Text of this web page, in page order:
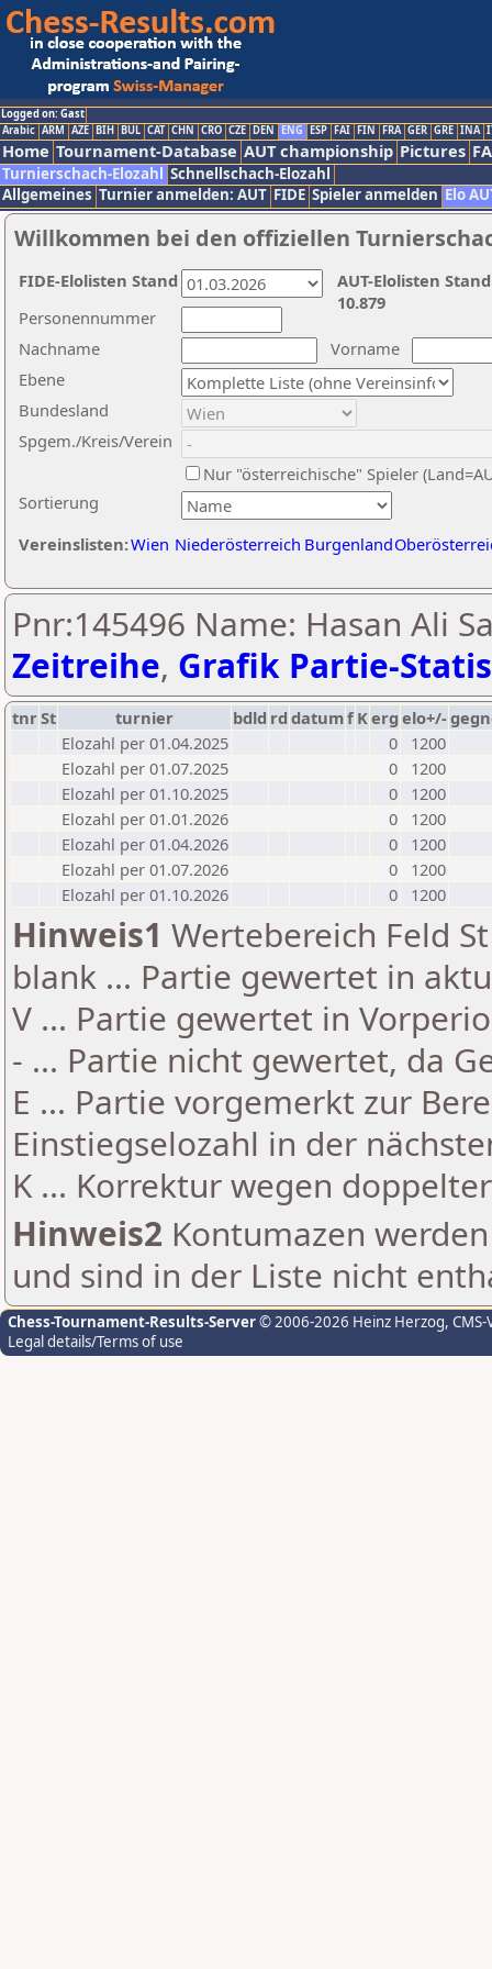
Logged on: Gast
Arabic ARM AZE BIH BUL CAT CHN CRO CZE DEN ENG ESP FAI FIN FRA GER GRE INA
Home Tournament-Database AUT championship Pictures
Turnierschach-Elozahl Schnellschach-Elozahl
Allgemeines Turnier anmelden: AUT FIDE Spieler anmelden Elo
Willkommen bei den offiziellen
Nachname
Vorname
Ebene
Sortierung
Personennummer
Bundesland
Spgem./Kreis/Verein
Nur "österreichische" Spieler
Vereinslisten:Wien Niederösterreich Burgenland
AUT-Elolisten
10.879
FIDE-Elolisten Stand
Pnr:145496 Name: Hasan Ali
Zeitreihe, Grafik Partie-
tnrSt turnier bdld rd datumf Kerg elo+/-
Elozahl per 01.04.2025
0
1200
Elozahl per 01.07.2025
0
1200
Elozahl per 01.10.2025
0
1200
Elozahl per 01.01.2026
0
1200
Elozahl per 01.04.2026
0
1200
Elozahl per 01.07.2026
0
1200
Elozahl per 01.10.2026
0 1200
Hinweis1 Wertebereich Feld
blank ... Partie gewertet in
V ... Partie gewertet in
- ... Partie nicht gewertet, da
E ... Partie vorgemerkt zur
Einstiegselozahl in der
K ... Korrektur wegen
Hinweis2 Kontumazen
und sind in der Liste nicht
Chess-Tournament-Results-Server© 2006-2026 Heinz Herzog,
Legal details/Terms of use